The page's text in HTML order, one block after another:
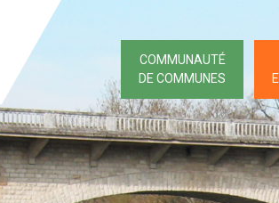
COMMUNAUTÉ
DE COMMUNES